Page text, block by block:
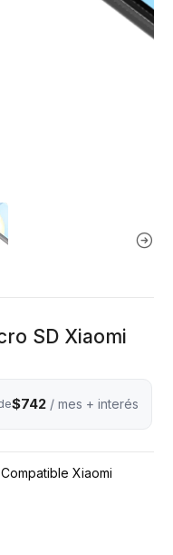
SD Xiaomi
$742 / mes + interés
Xiaomi